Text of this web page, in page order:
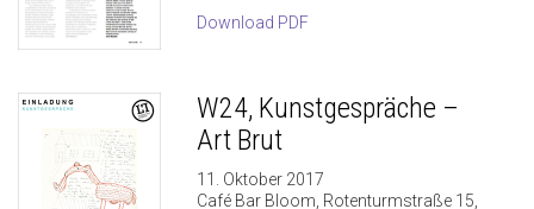
Download PDF
W24, Kunstgespräche –
Art Brut
11. Oktober 2017
Café Bar Bloom, Rotenturmstraße 15,